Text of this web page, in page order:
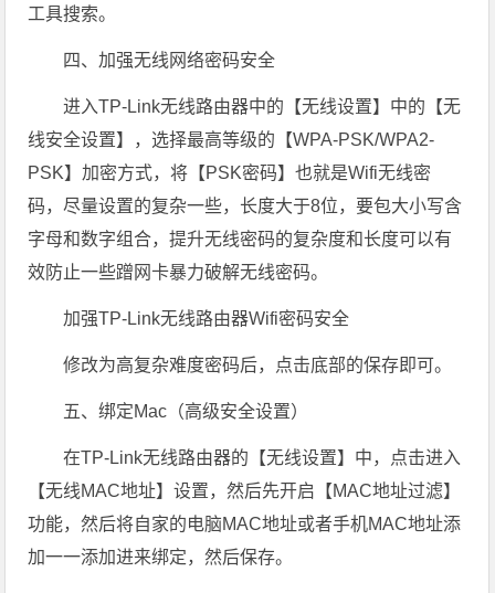
工具搜索。
四、加强无线网络密码安全
进入TP-Link无线路由器中的【无线设置】中的【无
线安全设置】，选择最高等级的【WPA-PSK/WPA2-
PSK】加密方式，将【PSK密码】也就是Wifi无线密
码，尽量设置的复杂一些，长度大于8位，要包大小写含
字母和数字组合，提升无线密码的复杂度和长度可以有
效防止一些蹭网卡暴力破解无线密码。
加强TP-Link无线路由器Wifi密码安全
修改为高复杂难度密码后，点击底部的保存即可。
五、绑定Mac（高级安全设置）
在TP-Link无线路由器的【无线设置】中，点击进入
【无线MAC地址】设置，然后先开启【MAC地址过滤】
功能，然后将自家的电脑MAC地址或者手机MAC地址添
加一一添加进来绑定，然后保存。